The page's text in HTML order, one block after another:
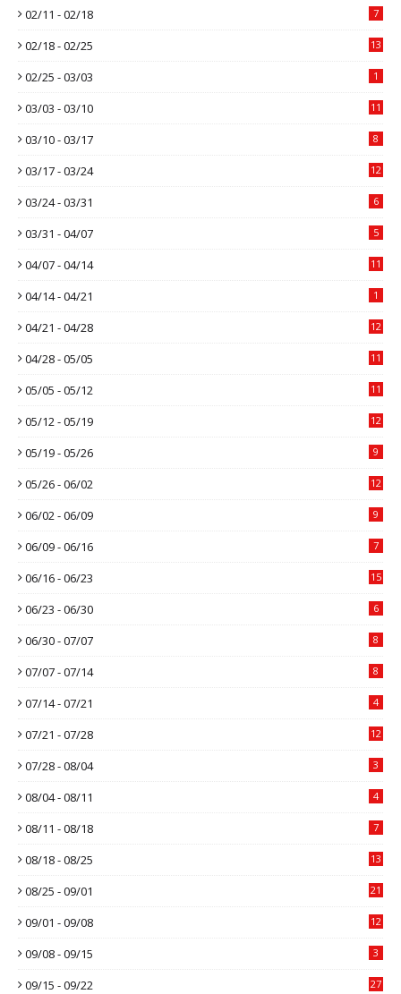
02/11 - 02/18 7
02/18 - 02/25 13
02/25 - 03/03 1
03/03 - 03/10 11
03/10 - 03/17 8
03/17 - 03/24 12
03/24 - 03/31 6
03/31 - 04/07 5
04/07 - 04/14 11
04/14 - 04/21 1
04/21 - 04/28 12
04/28 - 05/05 11
05/05 - 05/12 11
05/12 - 05/19 12
05/19 - 05/26 9
05/26 - 06/02 12
06/02 - 06/09 9
06/09 - 06/16 7
06/16 - 06/23 15
06/23 - 06/30 6
06/30 - 07/07 8
07/07 - 07/14 8
07/14 - 07/21 4
07/21 - 07/28 12
07/28 - 08/04 3
08/04 - 08/11 4
08/11 - 08/18 7
08/18 - 08/25 13
08/25 - 09/01 21
09/01 - 09/08 12
09/08 - 09/15 3
09/15 - 09/22 27